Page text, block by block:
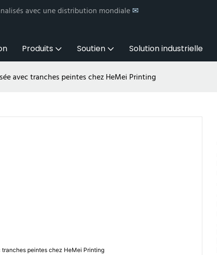
avec une distribution mondiale✉
Produits Soutien Solution industrielle
avec tranches peintes chez HeMei Printing